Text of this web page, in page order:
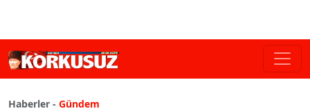
Haberler - Gündem